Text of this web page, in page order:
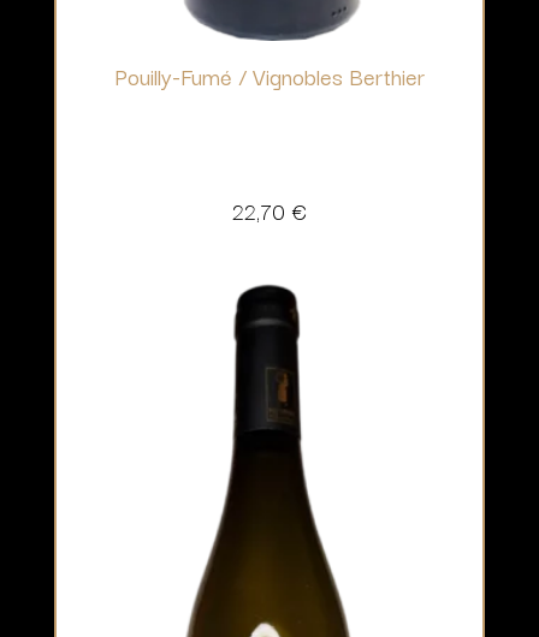
Pouilly-Fumé / Vignobles Berthier
22,70 €